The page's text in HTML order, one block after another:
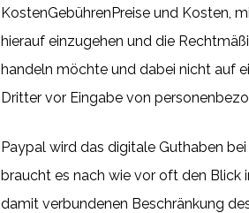
KostenGebührenPreise und Kosten,
hierauf einzugehen und die
handeln möchte und dabei nicht auf
Dritter vor Eingabe von
Paypal wird das digitale Guthaben
braucht es nach wie vor oft den Blick
damit verbundenen Beschränkung